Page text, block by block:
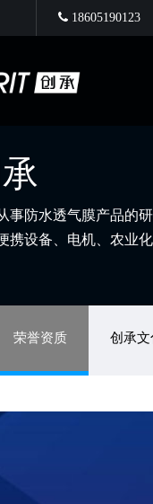
18605190123
事防水透气膜产品的
携设备、电机、农业
荣誉资质 创承文